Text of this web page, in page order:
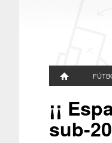
¡¡
sub-